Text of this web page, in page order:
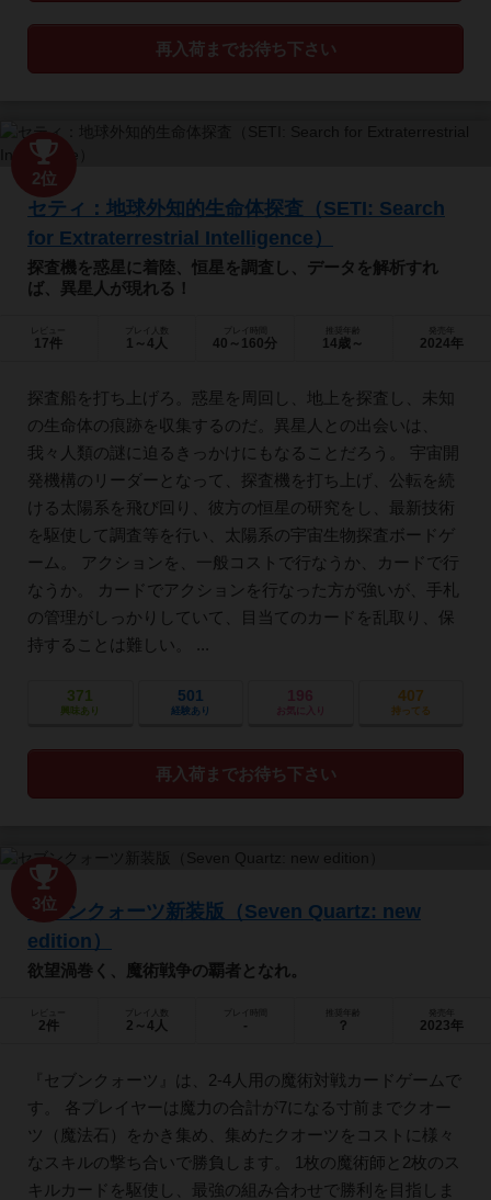
再入荷までお待ち下さい
2位
セティ：地球外知的生命体探査（SETI: Search
for Extraterrestrial Intelligence）
探査機を惑星に着陸、恒星を調査し、データを解析すれ
ば、異星人が現れる！
17件
プレイ人数
1～4人 40～160分 14歳～ 2024年
探査船を打ち上げろ。惑星を周回し、地上を探査し、未知
の生命体の痕跡を収集するのだ。異星人との出会いは、
我々人類の謎に迫るきっかけにもなることだろう。 宇宙開
発機構のリーダーとなって、探査機を打ち上げ、公転を続
ける太陽系を飛び回り、彼方の恒星の研究をし、最新技術
を駆使して調査等を行い、太陽系の宇宙生物探査ボードゲ
ーム。 アクションを、一般コストで行なうか、カードで行
なうか。 カードでアクションを行なった方が強いが、手札
の管理がしっかりしていて、目当てのカードを乱取り、保
持することは難しい。 ...
371
興味あり
501
経験あり
196
お気に入り
407
持ってる
再入荷までお待ち下さい
3位
セブンクォーツ新装版（Seven Quartz: new
edition）
欲望渦巻く、魔術戦争の覇者となれ。
2件
プレイ人数
2～4人 -
推奨年齢
？ 2023年
『セブンクォーツ』は、2-4人用の魔術対戦カードゲームで
す。 各プレイヤーは魔力の合計が7になる寸前までクオー
ツ（魔法石）をかき集め、集めたクオーツをコストに様々
なスキルの撃ち合いで勝負します。 1枚の魔術師と2枚のス
キルカードを駆使し、最強の組み合わせで勝利を目指しま